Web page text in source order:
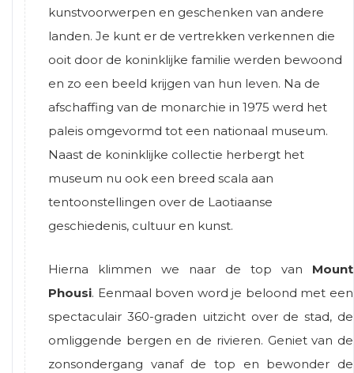
kunstvoorwerpen en geschenken van andere
landen. Je kunt er de vertrekken verkennen die
ooit door de koninklijke familie werden bewoond
en zo een beeld krijgen van hun leven. Na de
afschaffing van de monarchie in 1975 werd het
paleis omgevormd tot een nationaal museum.
Naast de koninklijke collectie herbergt het
museum nu ook een breed scala aan
tentoonstellingen over de Laotiaanse
geschiedenis, cultuur en kunst.
Hierna klimmen we naar de top van Mount
Phousi. Eenmaal boven word je beloond met een
spectaculair 360-graden uitzicht over de stad, de
omliggende bergen en de rivieren. Geniet van de
zonsondergang vanaf de top en bewonder de